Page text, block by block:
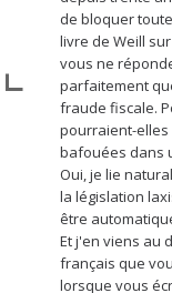
de bloquer
livre de Weill
vous ne
parfaitement
fraude fiscale.
pourraient-elles
bafouées dans
Oui, je lie
la législation
être
Et j'en viens au
français que
lorsque vous